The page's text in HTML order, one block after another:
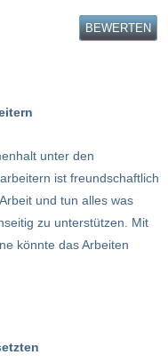
BEWERTEN
unter den
ist freundschaftlich
und tun alles was
zu unterstützen. Mit
könnte das Arbeiten